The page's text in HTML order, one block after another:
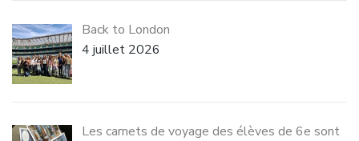
Back to London
4 juillet 2026
Les carnets de voyage des élèves de 6e sont